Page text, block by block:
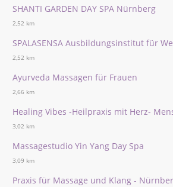
SHANTI GARDEN DAY SPA Nürnberg
2,52 km
SPALASENSA Ausbildungsinstitut für
2,52 km
Ayurveda Massagen für Frauen
2,66 km
Healing Vibes -Heilpraxis mit Herz-
3,02 km
Massagestudio Yin Yang Day Spa
3,09 km
Praxis für Massage und Klang -